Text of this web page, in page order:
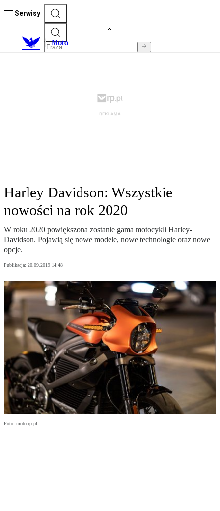
Serwisy
Moto
Harley Davidson: Wszystkie
nowości na rok 2020
W roku 2020 powiększona zostanie gama motocykli Harley-
Davidson. Pojawią się nowe modele, nowe technologie oraz nowe
opcje.
Publikacja: 20.09.2019 14:48
Foto: moto.rp.pl